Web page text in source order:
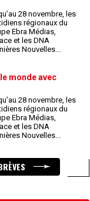
28 novembre, les
régionaux du
Ebra Médias,
et les DNA
Nouvelles...
monde avec
28 novembre, les
régionaux du
Ebra Médias,
et les DNA
Nouvelles...